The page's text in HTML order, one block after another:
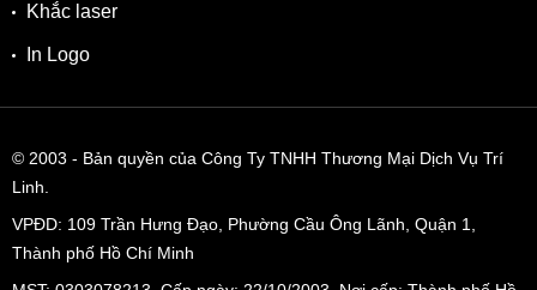
Khắc laser
In Logo
© 2003 - Bản quyền của Công Ty TNHH Thương Mại Dịch Vụ Trí
Linh.
VPĐD: 109 Trần Hưng Đạo, Phường Cầu Ông Lãnh, Quận 1,
Thành phố Hồ Chí Minh